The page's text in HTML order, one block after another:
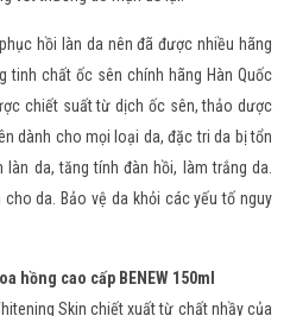
hồi làn da nên đã được nhiều hãng
tinh chất ốc sên chính hãng Hàn Quốc
chiết suất từ dịch ốc sên, thảo dược
dành cho mọi loại da, đặc tri da bị tổn
da, tăng tính đàn hồi, làm trắng da.
da. Bảo vệ da khỏi các yếu tố nguy
hồng cao cấp BENEW 150ml
Skin chiết xuất từ chất nhầy của